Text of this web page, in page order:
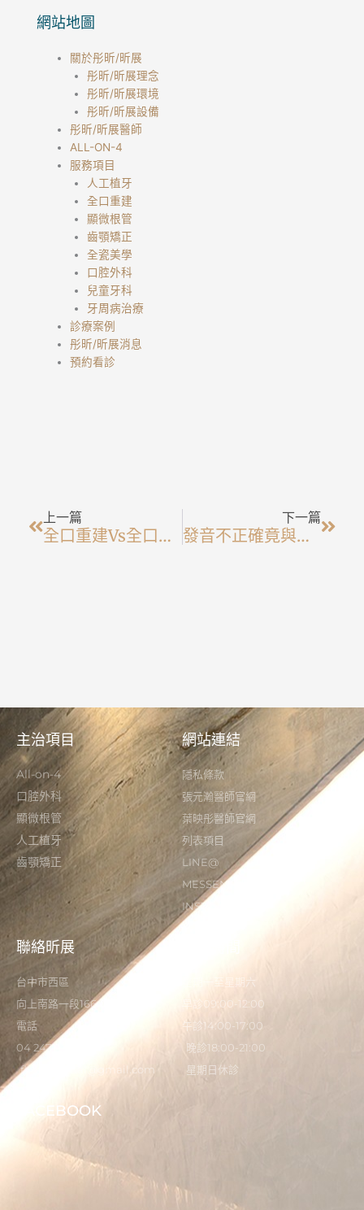
網站地圖
關於彤昕/昕展
彤昕/昕展理念
彤昕/昕展環境
彤昕/昕展設備
彤昕/昕展醫師
ALL-ON-4
服務項目
人工植牙
全口重建
顯微根管
齒顎矯正
全瓷美學
口腔外科
兒童牙科
牙周病治療
診療案例
彤昕/昕展消息
預約看診
上一篇
全口重建vs全口植牙
下一篇
發音不正確竟與牙齒有關係?
主治項目
All-on-4
口腔外科
顯微根管
人工植牙
齒顎矯正
網站連結
隱私條款
張元瀚醫師官網
葉映彤醫師官網
列表項目
LINE@
MESSENGER
INSTAGRAM
聯絡昕展
台中市西區
向上南路一段166-5號
電話
04 2473 0325
flystardental@gmail.com
星期一至星期六
早診09:00-12:00
午診14:00-17:00
晚診18:00-21:00
星期日休診
FACEBOOK